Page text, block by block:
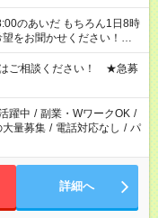
のあいだ もちろん1日8時
をお聞かせください！★家
なくご相談ください。 ※
はご相談ください！ ★急募
躍中 / 副業・WワークOK /
大量募集 / 電話対応なし / パ
詳細へ